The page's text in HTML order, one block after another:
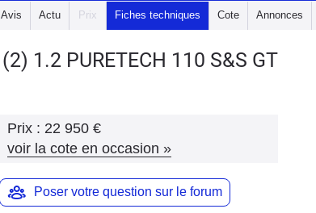
Avis Actu Prix Fiches techniques Cote Annonces
(2) 1.2 PURETECH 110 S&S GT
Prix : 22 950 €
voir la cote en occasion »
Poser votre question sur le forum